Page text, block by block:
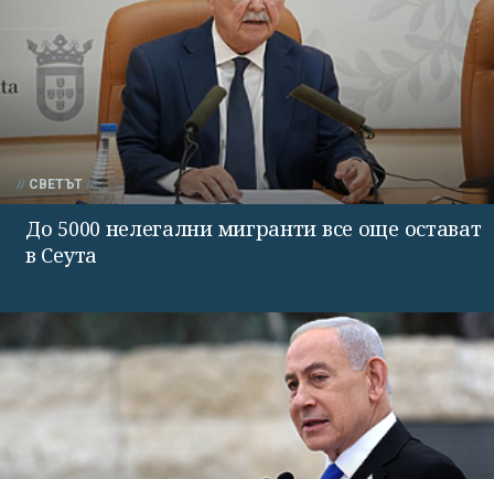
СВЕТЪТ
До 5000 нелегални мигранти все още остават
в Сеута